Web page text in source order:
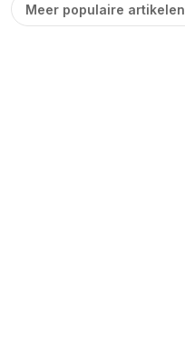
Meer populaire artikelen